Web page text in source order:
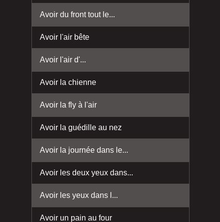
Avoir du front tout le...
Avoir l'air bête
Avoir l'air d'...
Avoir la chienne
Avoir la fly à l'air
Avoir la guédille au nez
Avoir la journée dans le...
Avoir les deux yeux dans...
Avoir les yeux dans l...
Avoir un pain au four